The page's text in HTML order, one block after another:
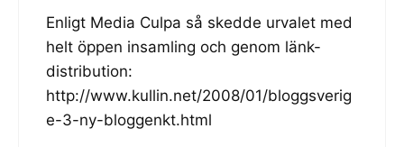
Enligt Media Culpa så skedde urvalet med
helt öppen insamling och genom länk-
distribution:
http://www.kullin.net/2008/01/bloggsverig
e-3-ny-bloggenkt.html